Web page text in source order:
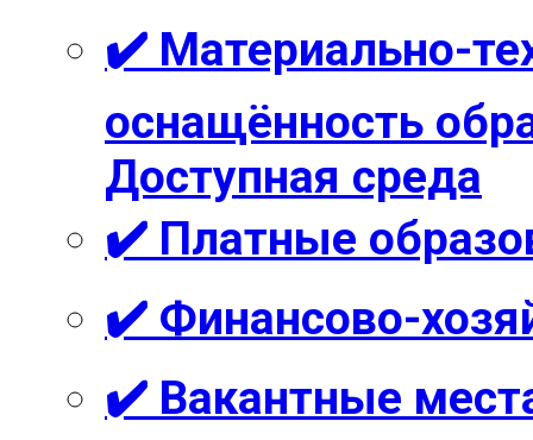
✔️ Материально-
оснащённость
Доступная среда
✔️ Платные
✔️ Финансово-
✔️ Вакантные